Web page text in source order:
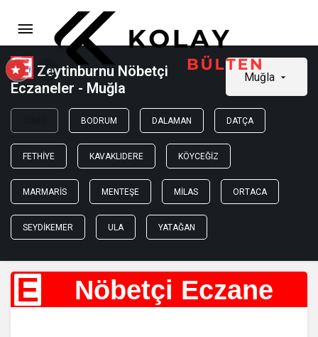
Zeytinburnu Nöbetçi
Eczaneler - Muğla
Muğla
BODRUM DALAMAN DATÇA
FETHIYE KAVAKLIDERE KÖYCEĞIZ
MARMARIS MENTEŞE MILAS ORTACA
SEYDIKEMER ULA YATAĞAN
E Nöbetçi Eczane